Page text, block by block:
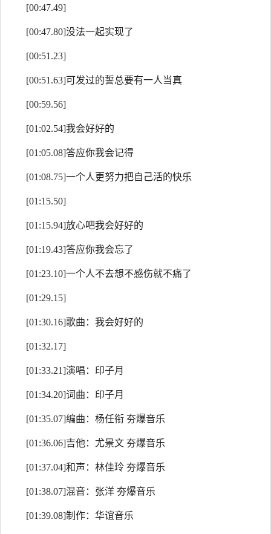
[00:47.49]
[00:47.80]没法一起实现了
[00:51.23]
[00:51.63]可发过的誓总要有一人当真
[00:59.56]
[01:02.54]我会好好的
[01:05.08]答应你我会记得
[01:08.75]一个人更努力把自己活的快乐
[01:15.50]
[01:15.94]放心吧我会好好的
[01:19.43]答应你我会忘了
[01:23.10]一个人不去想不感伤就不痛了
[01:29.15]
[01:30.16]歌曲：我会好好的
[01:32.17]
[01:33.21]演唱：印子月
[01:34.20]词曲：印子月
[01:35.07]编曲：杨任衔 夯爆音乐
[01:36.06]吉他：尤景文 夯爆音乐
[01:37.04]和声：林佳玲 夯爆音乐
[01:38.07]混音：张洋 夯爆音乐
[01:39.08]制作：华谊音乐